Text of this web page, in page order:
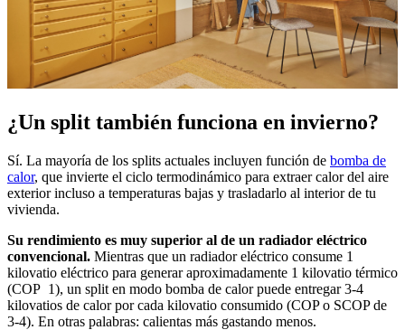
¿Un split también funciona en invierno?
Sí. La mayoría de los splits actuales incluyen función de bomba de
calor, que invierte el ciclo termodinámico para extraer calor del aire
exterior incluso a temperaturas bajas y trasladarlo al interior de tu
vivienda.
Su rendimiento es muy superior al de un radiador eléctrico
convencional. Mientras que un radiador eléctrico consume 1
kilovatio eléctrico para generar aproximadamente 1 kilovatio térmico
(COP 1), un split en modo bomba de calor puede entregar 3-4
kilovatios de calor por cada kilovatio consumido (COP o SCOP de
3-4). En otras palabras: calientas más gastando menos.